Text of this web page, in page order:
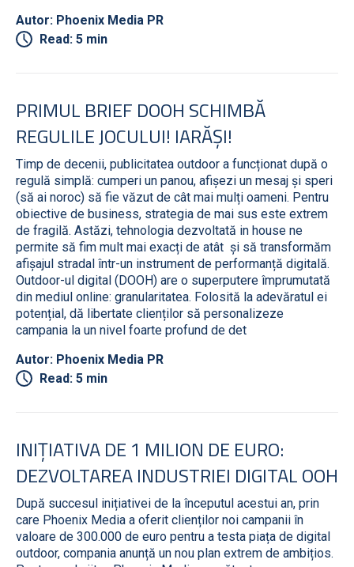
Autor: Phoenix Media PR
Read: 5 min
PRIMUL BRIEF DOOH SCHIMBĂ
REGULILE JOCULUI! IARĂȘI!
Timp de decenii, publicitatea outdoor a funcționat după o
regulă simplă: cumperi un panou, afișezi un mesaj și speri
(să ai noroc) să fie văzut de cât mai mulți oameni. Pentru
obiective de business, strategia de mai sus este extrem
de fragilă. Astăzi, tehnologia dezvoltată in house ne
permite să fim mult mai exacți de atât și să transformăm
afișajul stradal într-un instrument de performanță digitală.
Outdoor-ul digital (DOOH) are o superputere împrumutată
din mediul online: granularitatea. Folosită la adevăratul ei
potențial, dă libertate clienților să personalizeze
campania la un nivel foarte profund de det
Autor: Phoenix Media PR
Read: 5 min
INIȚIATIVA DE 1 MILION DE EURO:
DEZVOLTAREA INDUSTRIEI DIGITAL OOH
După succesul inițiativei de la începutul acestui an, prin
care Phoenix Media a oferit clienților noi campanii în
valoare de 300.000 de euro pentru a testa piața de digital
outdoor, compania anunță un nou plan extrem de ambițios.